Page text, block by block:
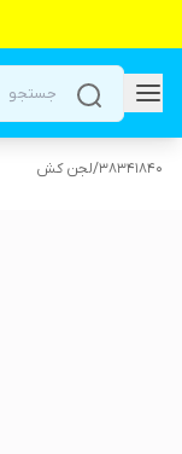
38341840
/لجن کش